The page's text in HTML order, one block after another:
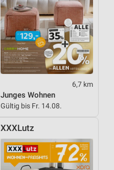
6,7 km
Junges Wohnen
Gültig bis Fr. 14.08.
XXXLutz